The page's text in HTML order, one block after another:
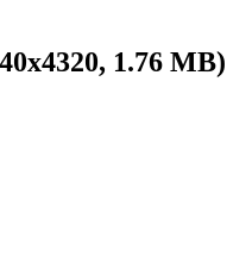
1.76 MB)